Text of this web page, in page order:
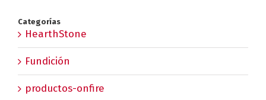
Categorías
HearthStone
Fundición
productos-onfire